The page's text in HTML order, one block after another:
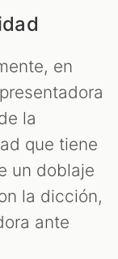
en
la
que tiene
un doblaje
la dicción,
ante